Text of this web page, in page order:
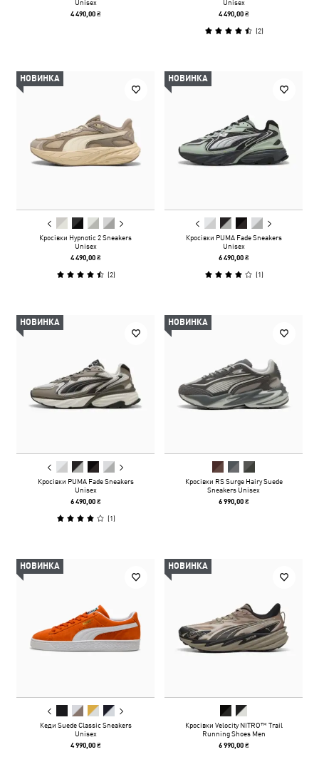
Unisex
4 490,00 ₴
Unisex
4 490,00 ₴
(2)
НОВИНКА
Кросівки Hypnotic 2 Sneakers
Unisex
4 490,00 ₴
(2)
НОВИНКА
Кросівки PUMA Fade Sneakers
Unisex
6 490,00 ₴
(1)
НОВИНКА
Кросівки PUMA Fade Sneakers
Unisex
6 490,00 ₴
(1)
НОВИНКА
Кросівки RS Surge Hairy Suede
Sneakers Unisex
6 990,00 ₴
НОВИНКА
Кеди Suede Classic Sneakers
Unisex
4 990,00 ₴
НОВИНКА
Кросівки Velocity NITRO™ Trail
Running Shoes Men
6 990,00 ₴